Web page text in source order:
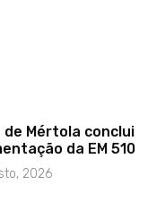
de Mértola conclui
da EM 510
2026